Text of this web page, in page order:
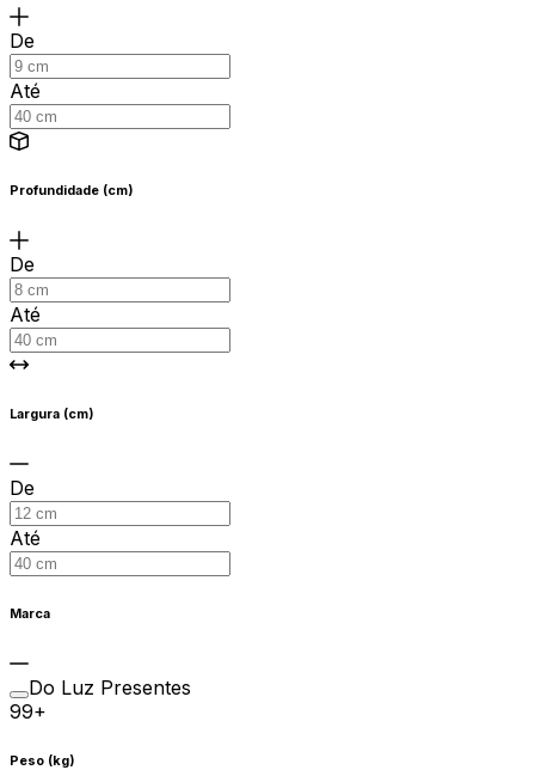
De
Até
Profundidade (cm)
De
Até
Largura (cm)
De
Até
Marca
Do Luz Presentes
99+
Peso (kg)